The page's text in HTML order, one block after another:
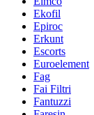
Ekofil
Epiroc
Erkunt
Escorts
Euroelement
Fag
Fai Filtri
Fantuzzi